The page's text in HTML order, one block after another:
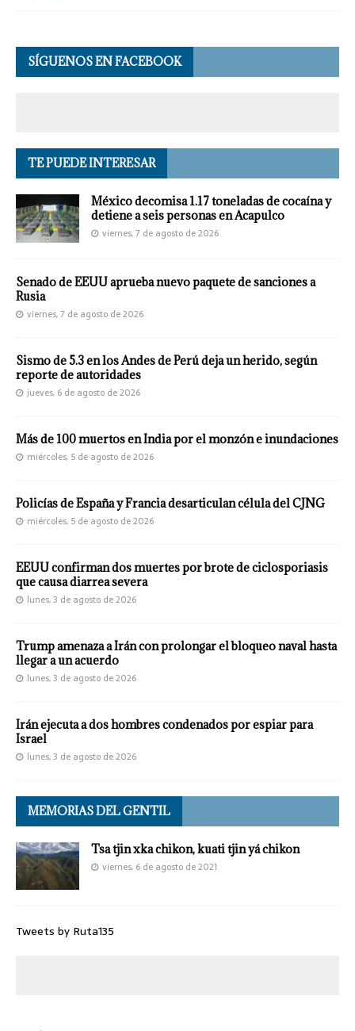
SÍGUENOS EN FACEBOOK
TE PUEDE INTERESAR
México decomisa 1.17 toneladas de cocaína y
detiene a seis personas en Acapulco
viernes, 7 de agosto de 2026
Senado de EEUU aprueba nuevo paquete de sanciones a
Rusia
viernes, 7 de agosto de 2026
Sismo de 5.3 en los Andes de Perú deja un herido, según
reporte de autoridades
jueves, 6 de agosto de 2026
Más de 100 muertos en India por el monzón e inundaciones
miércoles, 5 de agosto de 2026
Policías de España y Francia desarticulan célula del CJNG
miércoles, 5 de agosto de 2026
EEUU confirman dos muertes por brote de ciclosporiasis
que causa diarrea severa
lunes, 3 de agosto de 2026
Trump amenaza a Irán con prolongar el bloqueo naval hasta
llegar a un acuerdo
lunes, 3 de agosto de 2026
Irán ejecuta a dos hombres condenados por espiar para
Israel
lunes, 3 de agosto de 2026
MEMORIAS DEL GENTIL
Tsa tjin xka chikon, kuati tjin yá chikon
viernes, 6 de agosto de 2021
Tweets by Ruta135